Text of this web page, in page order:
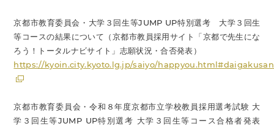
京都市教育委員会・大学３回生等JUMP UP特別選考 大学３回生
等コースの結果について（京都市教員採用サイト「京都で先生にな
ろう！トータルナビサイト」志願状況・合否発表）
https://kyoin.city.kyoto.lg.jp/saiyo/
京都市教育委員会・令和８年度京都市立学校教員採用選考試験 大
学３回生等JUMP UP特別選考 大学３回生等コース合格者発表